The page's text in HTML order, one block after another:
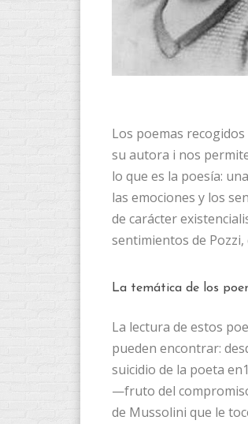
Los poemas
su autora i nos
lo que es la poesía:
las emociones y los
de carácter
sentimientos de
La temática de los
La lectura de estos
pueden encontrar:
suicidio de la poeta
—fruto del
de Mussolini que le